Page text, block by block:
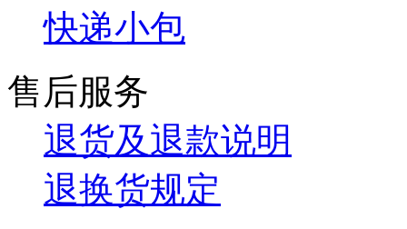
快递小包
售后服务
退货及退款说明
退换货规定